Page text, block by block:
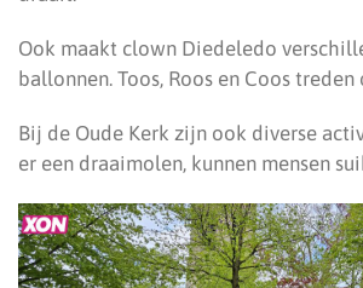
Ook maakt clown Diedeledo
ballonnen. Toos, Roos en Coos treden
Bij de Oude Kerk zijn ook diverse
er een draaimolen, kunnen mensen